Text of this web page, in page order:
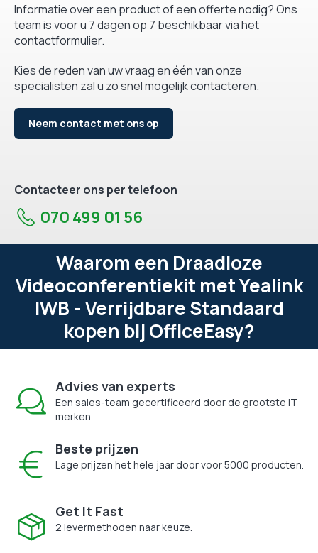
Informatie over een product of een offerte nodig? Ons
team is voor u 7 dagen op 7 beschikbaar via het
contactformulier.
Kies de reden van uw vraag en één van onze
specialisten zal u zo snel mogelijk contacteren.
Neem contact met ons op
Contacteer ons per telefoon
070 499 01 56
Waarom een Draadloze
Videoconferentiekit met Yealink
IWB - Verrijdbare Standaard
kopen bij OfficeEasy?
Advies van experts
Een sales-team gecertificeerd door de grootste IT
merken.
Beste prijzen
Lage prijzen het hele jaar door voor 5000 producten.
Get It Fast
2 levermethoden naar keuze.